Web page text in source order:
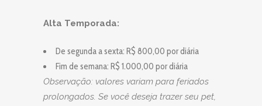
Alta Temporada:
De segunda a sexta: R$ 800,00 por diária
Fim de semana: R$ 1.000,00 por diária
Observação: valores variam para feriados
prolongados. Se você deseja trazer seu pet,